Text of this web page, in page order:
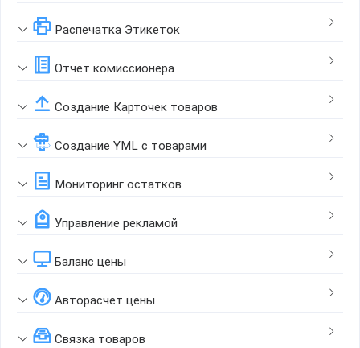
Распечатка Этикеток
Отчет комиссионера
Создание Карточек товаров
Создание YML с товарами
Мониторинг остатков
Управление рекламой
Баланс цены
Авторасчет цены
Связка товаров